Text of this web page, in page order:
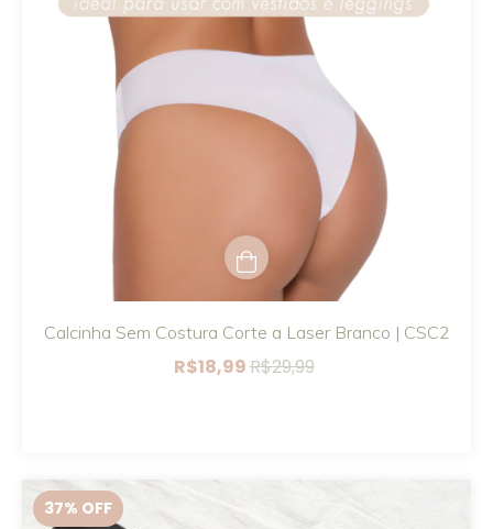
Calcinha Sem Costura Corte a Laser Branco | CSC2
R$18,99R$29,99
37% OFF